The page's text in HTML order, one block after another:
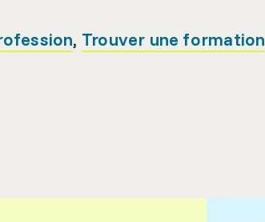
, Trouver une formation